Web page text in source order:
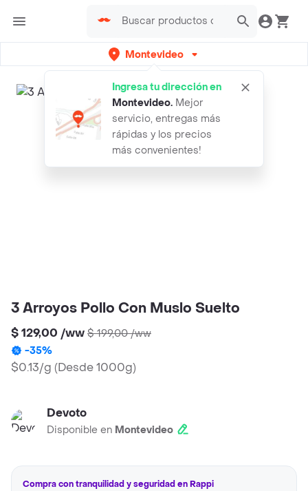
Montevideo
Ingresa tu dirección en
Montevideo. Mejor
servicio, entregas más
rápidas y los precios
más convenientes!
3 Arroyos Pollo Con Muslo Suelto
$ 129,00 /ww $ 199,00/ww
-35%
$0.13/g (Desde 1000g)
Devoto
Disponible en Montevideo
Compra con tranquilidad y seguridad en Rappi